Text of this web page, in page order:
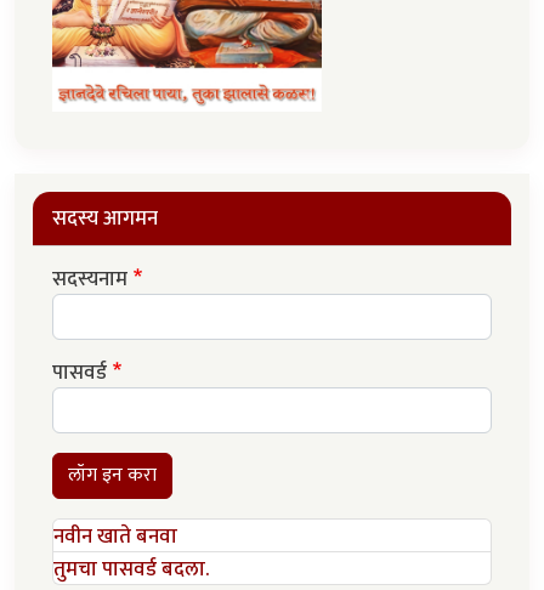
सदस्य आगमन
सदस्यनाम
पासवर्ड
लॉग इन करा
नवीन खाते बनवा
तुमचा पासवर्ड बदला.